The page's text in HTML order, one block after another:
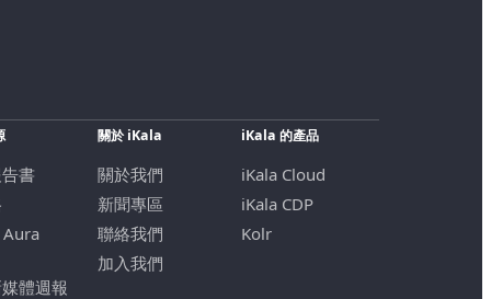
書
體週報
關於 iKala
關於我們
新聞專區
聯絡我們
加入我們
iKala 的產品
iKala Cloud
iKala CDP
Kolr